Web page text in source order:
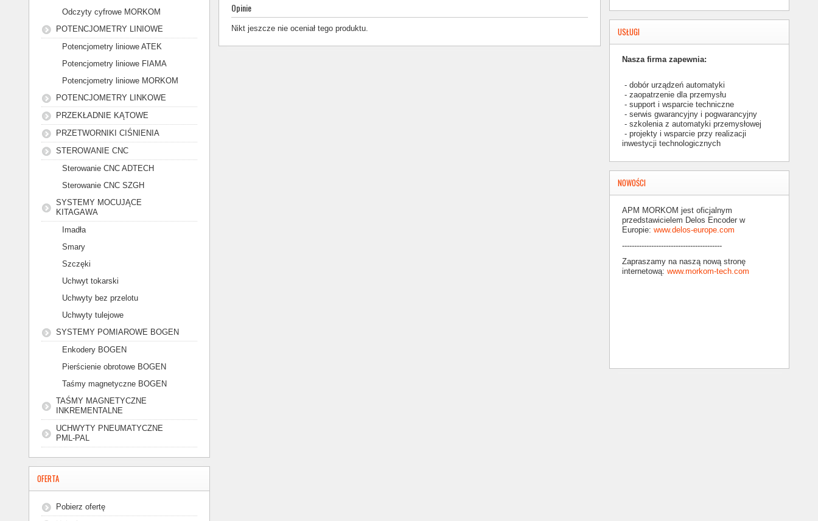
Opinie
Nikt jeszcze nie oceniał tego produktu.
Odczyty cyfrowe MORKOM
POTENCJOMETRY LINIOWE
Potencjometry liniowe ATEK
Potencjometry liniowe FIAMA
Potencjometry liniowe MORKOM
POTENCJOMETRY LINKOWE
PRZEKŁADNIE KĄTOWE
PRZETWORNIKI CIŚNIENIA
STEROWANIE CNC
Sterowanie CNC ADTECH
Sterowanie CNC SZGH
SYSTEMY MOCUJĄCE
KITAGAWA
Imadła
Smary
Szczęki
Uchwyt tokarski
Uchwyty bez przelotu
Uchwyty tulejowe
SYSTEMY POMIAROWE BOGEN
Enkodery BOGEN
Pierścienie obrotowe BOGEN
Taśmy magnetyczne BOGEN
TAŚMY MAGNETYCZNE
INKREMENTALNE
UCHWYTY PNEUMATYCZNE
PML-PAL
OFERTA
Pobierz ofertę
USŁUGI
Nasza firma zapewnia:
- dobór urządzeń automatyki
- zaopatrzenie dla przemysłu
- support i wsparcie techniczne
- serwis gwarancyjny i pogwarancyjny
- szkolenia z automatyki przemysłowej
- projekty i wsparcie przy realizacji
inwestycji technologicznych
NOWOŚCI
APM MORKOM jest oficjalnym
przedstawicielem Delos Encoder w
Europie:www.delos-europe.com
-----------------------------------------
Zapraszamy na naszą nową stronę
internetową:www.morkom-tech.com